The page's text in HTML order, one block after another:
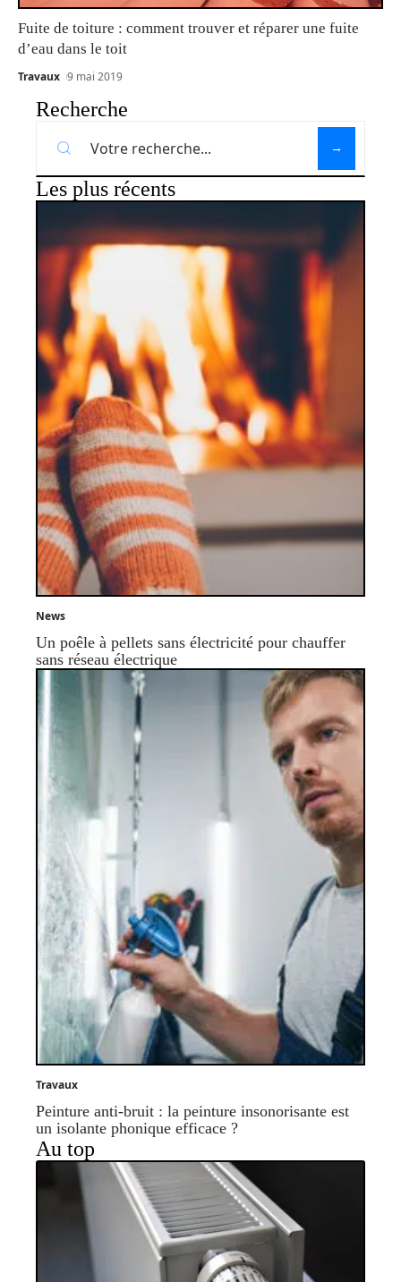
Fuite de toiture : comment trouver et réparer une fuite
d’eau dans le toit
Travaux 9 mai 2019
Recherche
Les plus récents
News
Un poêle à pellets sans électricité pour chauffer
sans réseau électrique
Travaux
Peinture anti-bruit : la peinture insonorisante est
un isolante phonique efficace ?
Au top